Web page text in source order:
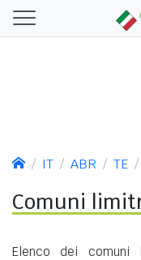
IT ABR TE
Comuni
Elenco dei